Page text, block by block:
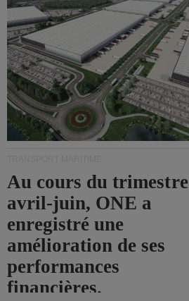
Au cours du trimestre
avril-juin, ONE a
enregistré une
amélioration de ses
performances
financières.